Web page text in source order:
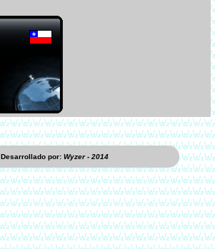
Desarrollado por:Wyzer - 2014